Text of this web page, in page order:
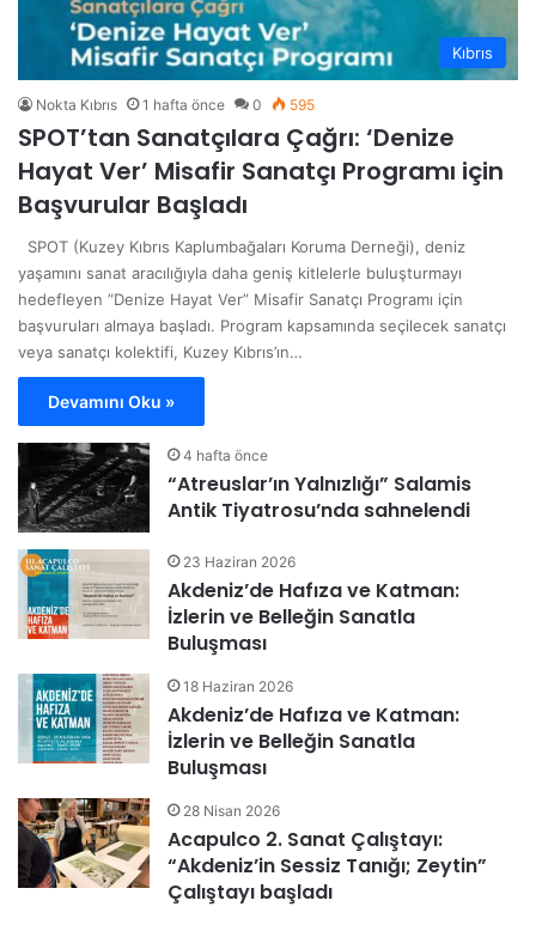
Kıbrıs
Nokta Kıbrıs 1 hafta önce 0 595
SPOT’tan Sanatçılara Çağrı: ‘Denize
Hayat Ver’ Misafir Sanatçı Programı için
Başvurular Başladı
SPOT (Kuzey Kıbrıs Kaplumbağaları Koruma Derneği), deniz
yaşamını sanat aracılığıyla daha geniş kitlelerle buluşturmayı
hedefleyen “Denize Hayat Ver” Misafir Sanatçı Programı için
başvuruları almaya başladı. Program kapsamında seçilecek sanatçı
veya sanatçı kolektifi, Kuzey Kıbrıs’ın…
Devamını Oku »
4 hafta önce
“Atreuslar’ın Yalnızlığı” Salamis
Antik Tiyatrosu’nda sahnelendi
23 Haziran 2026
Akdeniz’de Hafıza ve Katman:
İzlerin ve Belleğin Sanatla
Buluşması
18 Haziran 2026
Akdeniz’de Hafıza ve Katman:
İzlerin ve Belleğin Sanatla
Buluşması
28 Nisan 2026
Acapulco 2. Sanat Çalıştayı:
“Akdeniz’in Sessiz Tanığı; Zeytin”
Çalıştayı başladı